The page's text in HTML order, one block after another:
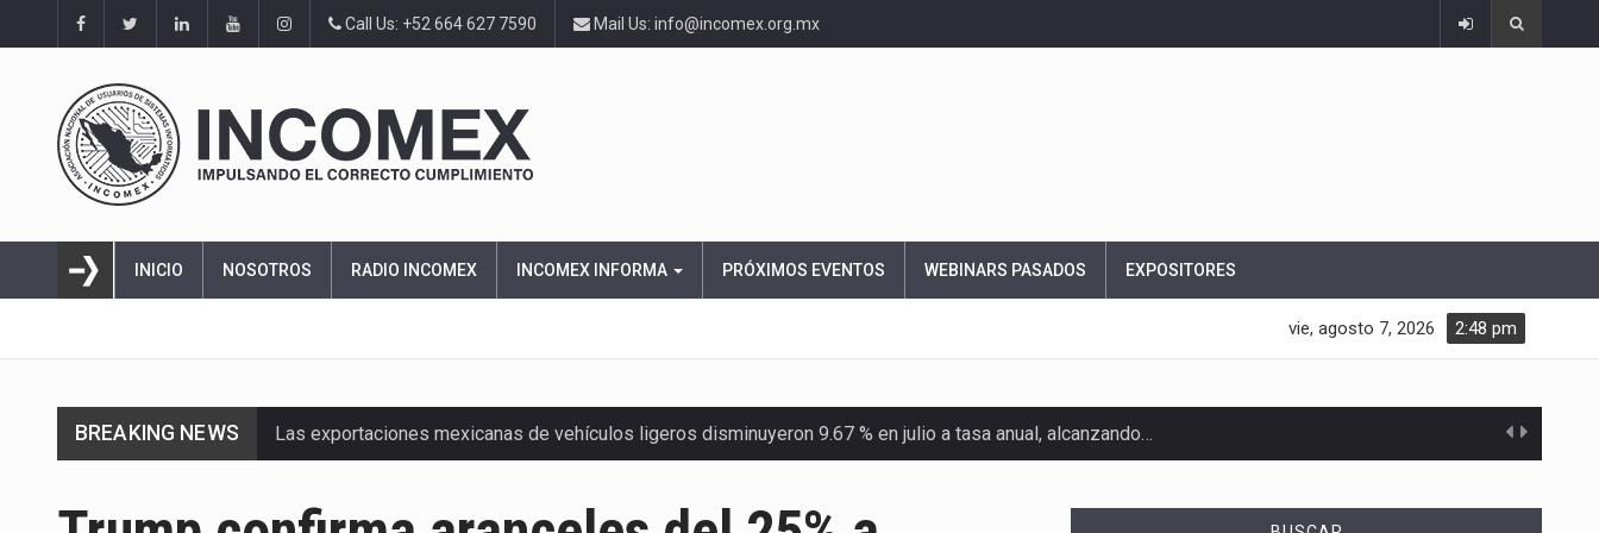
Call Us: +52 664 627 7590 Mail Us: info@incomex.org.mx
INICIO NOSOTROS RADIO INCOMEX INCOMEX INFORMA PRÓXIMOS EVENTOS WEBINARS PASADOS EXPOSITORES
2:48 pm
vie, agosto 7, 2026
BREAKING NEWS Las exportaciones mexicanas de vehículos ligeros disminuyeron 9.67 % en julio a tasa anual, alcanzando…